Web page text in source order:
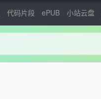
代码片段 ePUB 小站云盘